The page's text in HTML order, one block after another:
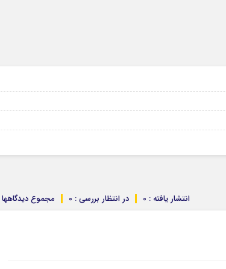
مجموع دیدگاهها : در انتظار بررسی : 0 انتشار یافته : 0